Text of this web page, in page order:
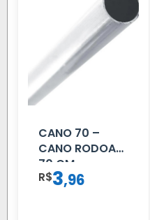
CANO 70 –
CANO RODOAR
70 CM
R$3,96